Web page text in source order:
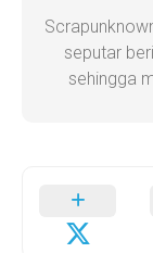
seputar
sehingga